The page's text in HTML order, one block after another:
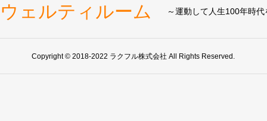
ウェルティルーム ～運動して人生100年時
Copyright © 2018-2022 ラクフル株式会社 All Rights Reserved.